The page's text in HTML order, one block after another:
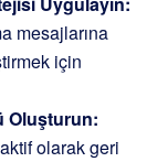
mesajlarına
için
Oluşturun:
olarak geri